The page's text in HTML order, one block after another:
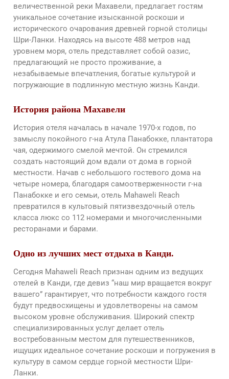
величественной реки Махавели, предлагает гостям
уникальное сочетание изысканной роскоши и
исторического очарования древней горной столицы
Шри-Ланки. Находясь на высоте 488 метров над
уровнем моря, отель представляет собой оазис,
предлагающий не просто проживание, а
незабываемые впечатления, богатые культурой и
погружающие в подлинную местную жизнь Канди.
История района Махавели
История отеля началась в начале 1970-х годов, по
замыслу покойного г-на Атула Панабокке, плантатора
чая, одержимого смелой мечтой. Он стремился
создать настоящий дом вдали от дома в горной
местности. Начав с небольшого гостевого дома на
четыре номера, благодаря самоотверженности г-на
Панабокке и его семьи, отель Mahaweli Reach
превратился в культовый пятизвездочный отель
класса люкс со 112 номерами и многочисленными
ресторанами и барами.
Одно из лучших мест отдыха в Канди.
Сегодня Mahaweli Reach признан одним из ведущих
отелей в Канди, где девиз “наш мир вращается вокруг
вашего” гарантирует, что потребности каждого гостя
будут предвосхищены и удовлетворены на самом
высоком уровне обслуживания. Широкий спектр
специализированных услуг делает отель
востребованным местом для путешественников,
ищущих идеальное сочетание роскоши и погружения в
культуру в самом сердце горной местности Шри-
Ланки.